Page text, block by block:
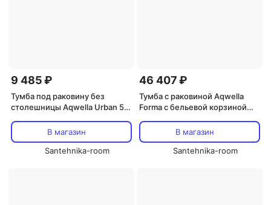
9 485 ₽
Тумба под раковину без
столешницы Aqwella Urban 50,
В магазин
Santehnika-room
46 407 ₽
Тумба с раковиной Aqwella
Forma с бельевой корзиной
В магазин
Santehnika-room